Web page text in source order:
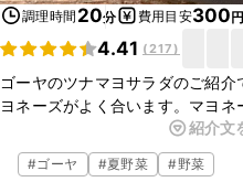
調理時間 20分 費用目安300円
4.41 (217)
ゴーヤのツナマヨサラダのご紹
ヨネーズがよく合います。マヨ
調い、お手軽にお作りいただけ
ぜひお試しくださいね。
紹介文
#ゴーヤ #夏野菜 #野菜